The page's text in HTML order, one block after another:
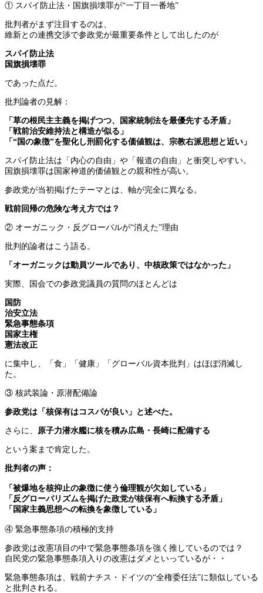
① スパイ防止法・国旗損壊罪が“一丁目一番地”
批判者がまず注目するのは、
維新との連携交渉で参政党が最重要条件として出したのが
スパイ防止法
国旗損壊罪
であった点だ。
批判論者の見解：
「草の根民主主義を掲げつつ、国家統制法を最優先する矛盾」
「戦前治安維持法と構造が似る」
「“国の象徴”を聖化し刑罰化する価値観は、宗教右派思想と近い」
スパイ防止法は「内心の自由」や「報道の自由」と衝突しやすい。
国旗損壊罪は国家神道的価値観との親和性が高い。
参政党が当初掲げたテーマとは、軸が完全に異なる。
戦前回帰の危険な考え方では？
② オーガニック・反グローバルが“消えた”理由
批判的論者はこう語る。
「オーガニックは動員ツールであり、中核政策ではなかった」
実際、国会での参政党議員の質問のほとんどは
国防
治安立法
緊急事態条項
国家主権
憲法改正
に集中し、「食」「健康」「グローバル資本批判」はほぼ消滅し
た。
③ 核武装論・原潜配備論
参政党は「核保有はコスパが良い」と述べた。
さらに、 原子力潜水艦に核を積み広島・長崎に配備する
という案まで肯定した。
批判者の声：
「被爆地を核抑止の象徴に使う倫理観が欠如している」
「反グローバリズムを掲げた政党が核保有へ転換する矛盾」
「国家主義思想への転換を象徴している」
④ 緊急事態条項の積極的支持
参政党は改憲項目の中で緊急事態条項を強く推しているのでは？
自民党の緊急事態条項入りの改憲はダメといっているが・・
緊急事態条項は、戦前ナチス・ドイツの“全権委任法”に類似している
と批判される。